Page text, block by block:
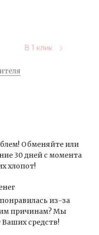
В 1 клик
Обменяйте или
30 дней с момента
хлопот!
из-за
причинам? Мы
Ваших средств!